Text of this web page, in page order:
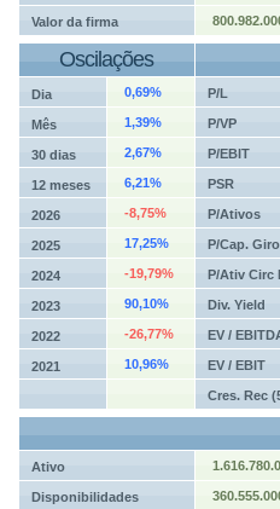
Valor da firma
Oscilações
Dia 0,69% P/L
Mês 1,39% P/VP
30 dias 2,67% P/EBIT
12 meses 6,21% PSR
2026 -8,75% P/Ativos
2025 17,25% P/Cap. Giro
2024 -19,79% P/Ativ Circ
2023 90,10% Div. Yield
2022 -26,77% EV /
2021 10,96% EV / EBIT
Cres. Rec
Ativo
Disponibilidades